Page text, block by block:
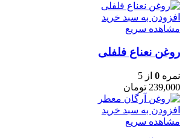
افزودن به سبد خرید
مشاهده سریع
روغن نعناع فلفلی
نمره 0 از 5
239,000 تومان
افزودن به سبد خرید
مشاهده سریع